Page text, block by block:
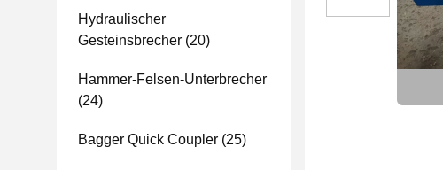
Hydraulischer
Gesteinsbrecher (20)
Hammer-Felsen-Unterbrecher
(24)
Bagger Quick Coupler (25)